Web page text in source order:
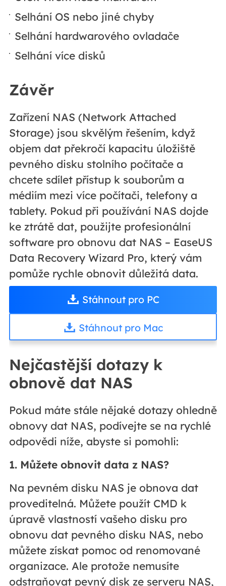
Selhání OS nebo jiné chyby
Selhání hardwarového ovladače
Selhání více disků
Závěr
Zařízení NAS (Network Attached
Storage) jsou skvělým řešením, když
objem dat překročí kapacitu úložiště
pevného disku stolního počítače a
chcete sdílet přístup k souborům a
médiím mezi více počítači, telefony a
tablety. Pokud při používání NAS dojde
ke ztrátě dat, použijte profesionální
software pro obnovu dat NAS – EaseUS
Data Recovery Wizard Pro, který vám
pomůže rychle obnovit důležitá data.
Stáhnout pro PC
Stáhnout pro Mac
Nejčastější dotazy k
obnově dat NAS
Pokud máte stále nějaké dotazy ohledně
obnovy dat NAS, podívejte se na rychlé
odpovědi níže, abyste si pomohli:
1. Můžete obnovit data z NAS?
Na pevném disku NAS je obnova dat
proveditelná. Můžete použít CMD k
úpravě vlastností vašeho disku pro
obnovu dat pevného disku NAS, nebo
můžete získat pomoc od renomované
organizace. Ale protože nemusíte
odstraňovat pevný disk ze serveru NAS,